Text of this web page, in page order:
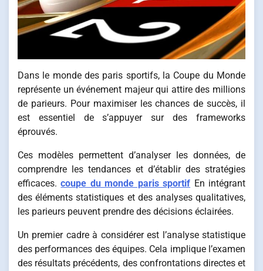
Dans le monde des paris sportifs, la Coupe du Monde
représente un événement majeur qui attire des millions
de parieurs. Pour maximiser les chances de succès, il
est essentiel de s’appuyer sur des frameworks
éprouvés.
Ces modèles permettent d’analyser les données, de
comprendre les tendances et d’établir des stratégies
efficaces.coupe du monde paris sportif En intégrant
des éléments statistiques et des analyses qualitatives,
les parieurs peuvent prendre des décisions éclairées.
Un premier cadre à considérer est l’analyse statistique
des performances des équipes. Cela implique l’examen
des résultats précédents, des confrontations directes et